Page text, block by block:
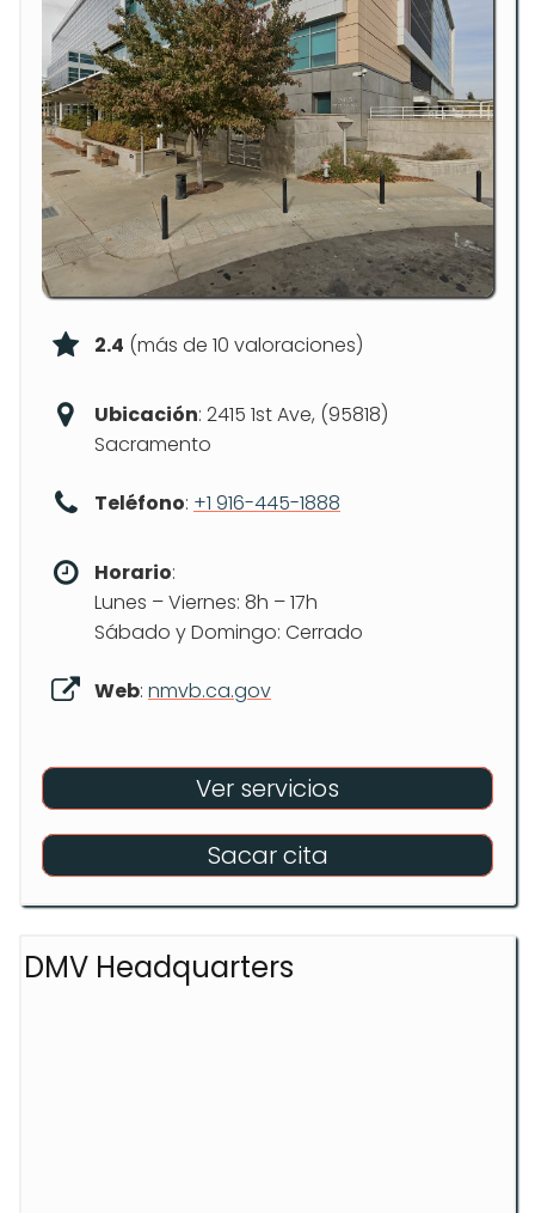
2.4 (más de 10 valoraciones)
Ubicación: 2415 1st Ave, (95818)
Sacramento
Teléfono: +1 916-445-1888
Horario:
Lunes – Viernes: 8h – 17h
Sábado y Domingo: Cerrado
Web: nmvb.ca.gov
Ver servicios
Sacar cita
DMV Headquarters